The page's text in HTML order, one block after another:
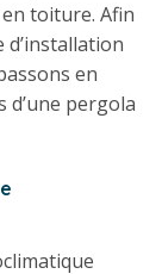
toiture. Afin
d’installation
en
d’une pergola